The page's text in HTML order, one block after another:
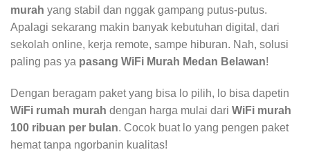
murah yang stabil dan nggak gampang putus-putus.
Apalagi sekarang makin banyak kebutuhan digital, dari
sekolah online, kerja remote, sampe hiburan. Nah, solusi
paling pas ya pasang WiFi Murah Medan Belawan!
Dengan beragam paket yang bisa lo pilih, lo bisa dapetin
WiFi rumah murah dengan harga mulai dari WiFi murah
100 ribuan per bulan. Cocok buat lo yang pengen paket
hemat tanpa ngorbanin kualitas!